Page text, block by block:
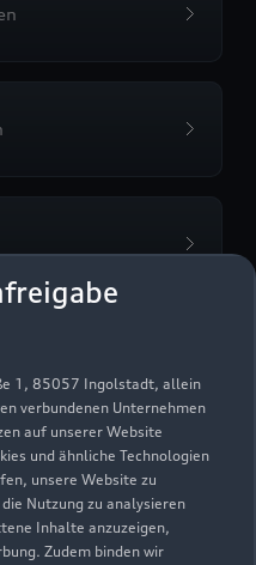
1, 85057 Ingolstadt, allein
verbundenen Unternehmen
auf unserer Website
und ähnliche Technologien
unsere Website zu
Nutzung zu analysieren
Inhalte anzuzeigen,
Zudem binden wir